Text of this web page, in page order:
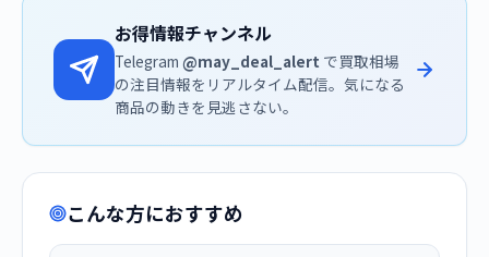
お得情報チャンネル
Telegram @may_deal_alert で買取相場
の注目情報をリアルタイム配信。気になる
商品の動きを見逃さない。
こんな方におすすめ